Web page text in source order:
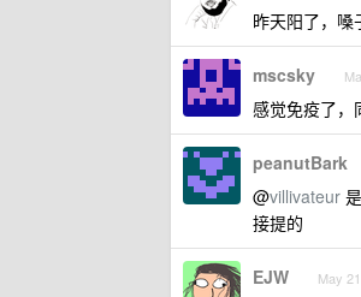
昨天阳了，嗓
mscsky
感觉免疫了，
peanutBark
@villivateur
接提的
EJW May